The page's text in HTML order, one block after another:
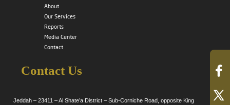
About
Our Services
Reports
Media Center
Contact
Contact Us
Jeddah – 23411 – Al Shate’a District – Sub-Corniche Road, opposite King